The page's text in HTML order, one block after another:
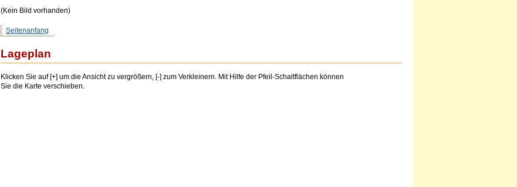
(Kein Bild vorhanden)
Seitenanfang
Lageplan
Klicken Sie auf [+] um die Ansicht zu vergrößern, [-] zum Verkleinern. Mit Hilfe der Pfeil-Schaltflächen können
Sie die Karte verschieben.